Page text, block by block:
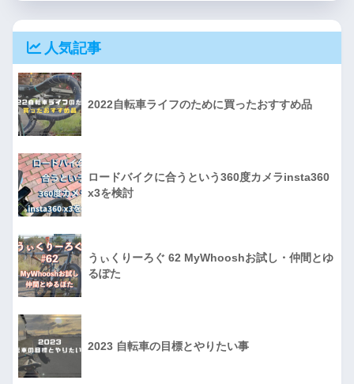
人気記事
2022自転車ライフのために買ったおすすめ品
ロードバイクに合うという360度カメラinsta360
x3を検討
うぃくりーろぐ 62 MyWhooshお試し・仲間とゆ
るぽた
2023 自転車の目標とやりたい事